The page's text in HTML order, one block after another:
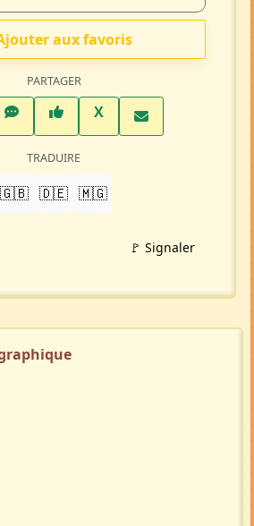
aux favoris
PARTAGER
WhatsAppFacebook
XTwitter X
TRADUIRE
🇬🇧 🇩🇪 🇲🇬
🚩 Signaler